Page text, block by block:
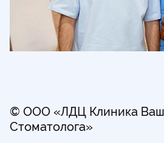
© ООО «ЛДЦ Клиника
Стоматолога»